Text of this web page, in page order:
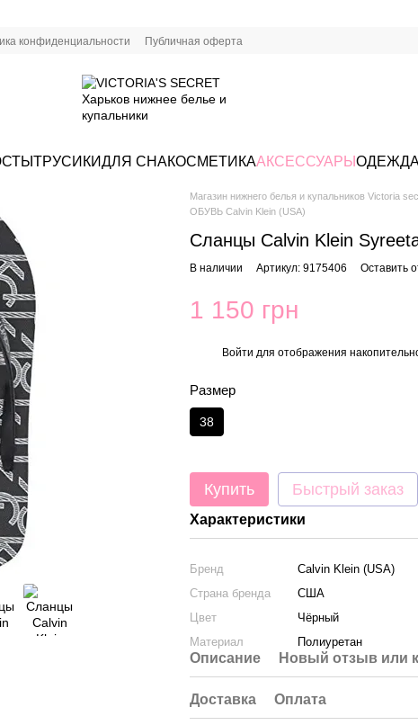
конфиденциальности Публичная оферта
ТРУСИКИДЛЯ СНАКОСМЕТИКААКСЕССУАРЫ
Магазин нижнего белья и купальников Victoria
ОБУВЬ Calvin Klein (USA)
Сланцы Calvin Klein
В наличии Артикул: 9175406 Оставить
1 150 грн
Войти для отображения
Размер
38
Купить Быстрый заказ
Характеристики
Бренд
Calvin Klein (USA)
Страна бренда
США
Цвет
Чёрный
Материал
Полиуретан
Описание Новый отзыв или
Доставка Оплата